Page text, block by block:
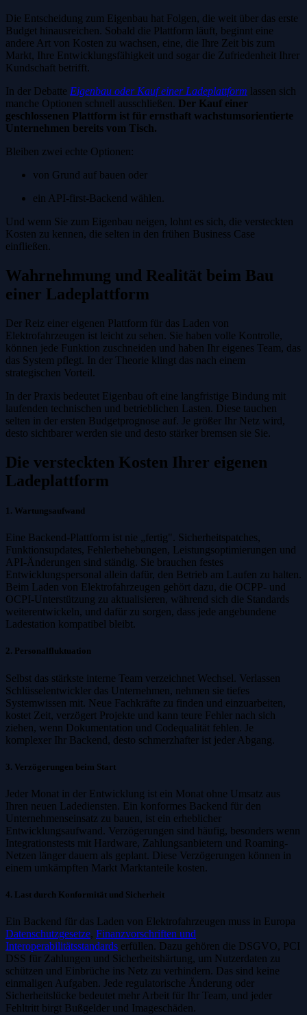
Die Entscheidung zum Eigenbau hat Folgen, die weit über das erste
Budget hinausreichen. Sobald die Plattform läuft, beginnt eine
andere Art von Kosten zu wachsen, eine, die Ihre Zeit bis zum
Markt, Ihre Entwicklungsfähigkeit und sogar die Zufriedenheit Ihrer
Kundschaft betrifft.
In der Debatte Eigenbau oder Kauf einer Ladeplattform lassen sich
manche Optionen schnell ausschließen. Der Kauf einer
geschlossenen Plattform ist für ernsthaft wachstumsorientierte
Unternehmen bereits vom Tisch.
Bleiben zwei echte Optionen:
von Grund auf bauen oder
ein API-first-Backend wählen.
Und wenn Sie zum Eigenbau neigen, lohnt es sich, die versteckten
Kosten zu kennen, die selten in den frühen Business Case
einfließen.
Wahrnehmung und Realität beim Bau
einer Ladeplattform
Der Reiz einer eigenen Plattform für das Laden von
Elektrofahrzeugen ist leicht zu sehen. Sie haben volle Kontrolle,
können jede Funktion zuschneiden und haben Ihr eigenes Team, das
das System pflegt. In der Theorie klingt das nach einem
strategischen Vorteil.
In der Praxis bedeutet Eigenbau oft eine langfristige Bindung mit
laufenden technischen und betrieblichen Lasten. Diese tauchen
selten in der ersten Budgetprognose auf. Je größer Ihr Netz wird,
desto sichtbarer werden sie und desto stärker bremsen sie Sie.
Die versteckten Kosten Ihrer eigenen
Ladeplattform
1. Wartungsaufwand
Eine Backend-Plattform ist nie „fertig". Sicherheitspatches,
Funktionsupdates, Fehlerbehebungen, Leistungsoptimierungen und
API-Änderungen sind ständig. Sie brauchen festes
Entwicklungspersonal allein dafür, den Betrieb am Laufen zu halten.
Beim Laden von Elektrofahrzeugen gehört dazu, die OCPP- und
OCPI-Unterstützung zu aktualisieren, während sich die Standards
weiterentwickeln, und dafür zu sorgen, dass jede angebundene
Ladestation kompatibel bleibt.
2. Personalfluktuation
Selbst das stärkste interne Team verzeichnet Wechsel. Verlassen
Schlüsselentwickler das Unternehmen, nehmen sie tiefes
Systemwissen mit. Neue Fachkräfte zu finden und einzuarbeiten,
kostet Zeit, verzögert Projekte und kann teure Fehler nach sich
ziehen, wenn Dokumentation und Codequalität fehlen. Je
komplexer Ihr Backend, desto schmerzhafter ist jeder Abgang.
3. Verzögerungen beim Start
Jeder Monat in der Entwicklung ist ein Monat ohne Umsatz aus
Ihren neuen Ladediensten. Ein konformes Backend für den
Unternehmenseinsatz zu bauen, ist ein erheblicher
Entwicklungsaufwand. Verzögerungen sind häufig, besonders wenn
Integrationstests mit Hardware, Zahlungsanbietern und Roaming-
Netzen länger dauern als geplant. Diese Verzögerungen können in
einem umkämpften Markt Marktanteile kosten.
4. Last durch Konformität und Sicherheit
Ein Backend für das Laden von Elektrofahrzeugen muss in Europa
Datenschutzgesetze, Finanzvorschriften und
Interoperabilitätsstandards erfüllen. Dazu gehören die DSGVO, PCI
DSS für Zahlungen und Sicherheitshärtung, um Nutzerdaten zu
schützen und Einbrüche ins Netz zu verhindern. Das sind keine
einmaligen Aufgaben. Jede regulatorische Änderung oder
Sicherheitslücke bedeutet mehr Arbeit für Ihr Team, und jeder
Fehltritt birgt Bußgelder und Imageschäden.